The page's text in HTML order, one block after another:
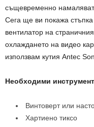
същевременно
Сега ще ви покажа
вентилатор на
охлаждането на видео
използвам кутия Antec
Необходими
Винтоверт или
Хартиено тиксо